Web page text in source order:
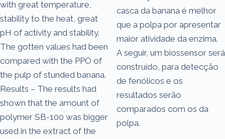
with great temperature,
stability to the heat, great
pH of activity and stability.
The gotten values had been
compared with the PPO of
the pulp of stunded banana.
Results – The results had
shown that the amount of
polymer SB-100 was bigger
used in the extract of the
casca da banana é melhor
que a polpa por apresentar
maior atividade da enzima.
A seguir, um biossensor será
construído, para detecção
de fenólicos e os
resultados serão
comparados com os da
polpa.